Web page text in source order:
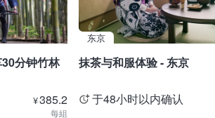
分钟竹林
¥385.2
每組
东京
抹茶与和服体验 - 东京
于48小时以内确认